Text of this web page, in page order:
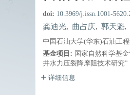
doi: 10.3969/j.issn.1001-
龚迪光, 曲占庆, 郭天魁,
中国石油大学(华东)石油工
基金项目: 国家自然科学基
井水力压裂降摩阻技术研究”
详细信息